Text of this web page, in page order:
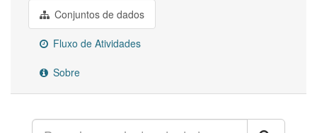
Conjuntos de dados
Fluxo de Atividades
Sobre